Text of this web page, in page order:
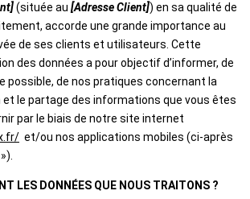
(située au [Adresse Client]) en sa qualité de
accorde une grande importance au
de ses clients et utilisateurs. Cette
des données a pour objectif d’informer, de
possible, de nos pratiques concernant la
et le partage des informations que vous êtes
par le biais de notre site internet
et/ou nos applications mobiles (ci-après
LES DONNÉES QUE NOUS TRAITONS ?